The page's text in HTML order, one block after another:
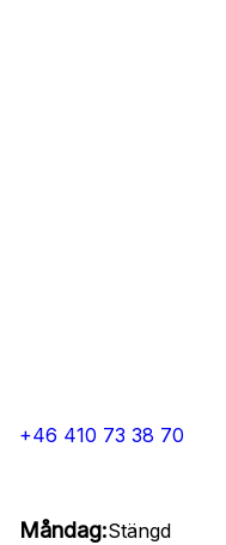
+46 410 73 38 70
Måndag:Stängd